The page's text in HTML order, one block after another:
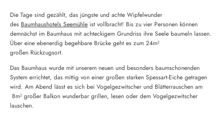
Die Tage sind gezählt, das jüngste und achte Wipfelwunder
des Baumhaushotels Seemühle ist vollbracht! Bis zu vier Personen können
demnächst im Baumhaus mit achteckigem Grundriss ihre Seele baumeln lassen.
Über eine ebenerdig begehbare Brücke geht es zum 24m²
großen Rückzugsort.
Das Baumhaus wurde mit unserem neuen und besonders baumschonenden
System errichtet, das mittig von einer großen starken Spessart-Eiche getragen
wird. Am Abend lässt es sich bei Vogelgezwitscher und Blätterrauschen am
8m² großer Balkon wunderbar grillen, lesen oder dem Vogelgezwitscher
lauschen.